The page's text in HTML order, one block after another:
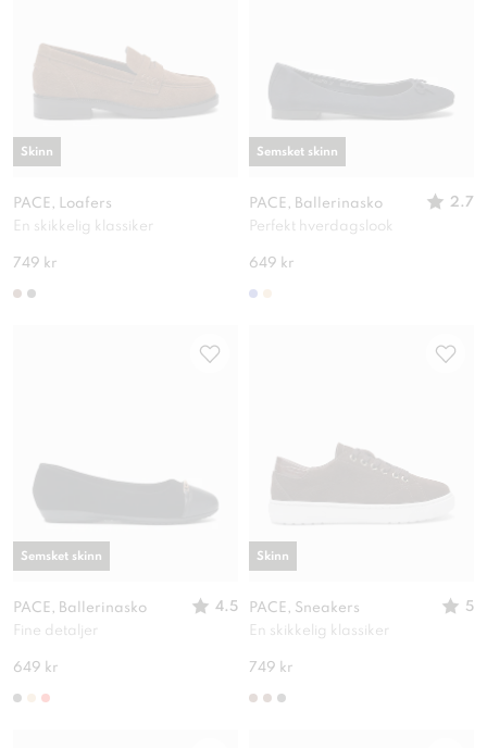
PACE, Loafers
En skikkelig klassiker
749 kr
Skinn
PACE, Ballerinasko
2.7
Perfekt hverdagslook
649 kr
Semsket skinn
PACE, Ballerinasko
4.5
Fine detaljer
649 kr
Semsket skinn
PACE, Sneakers
5
En skikkelig klassiker
749 kr
Skinn